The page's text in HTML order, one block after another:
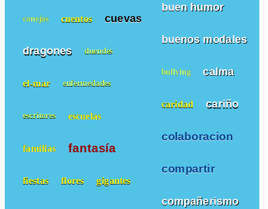
buen humor
buenos modales
bullying calma
caridad cariño
colaboracion
compartir
compañerismo
conejos cuentos cuevas
dragones duendes
el-mar enfermedades
escritores escuelas
familias fantasía
fiestas flores gigantes